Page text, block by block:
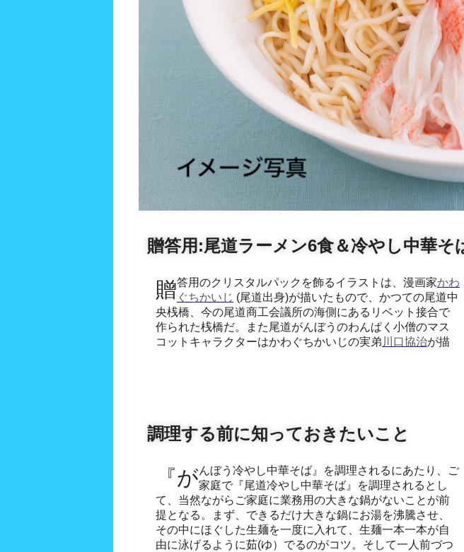
贈答用:尾道ラーメン6食＆冷やし中華
贈答用のクリスタルパックを飾るイラストは、漫画家かわ
ぐちかいじ (尾道出身)が描いたもので、かつての尾道中
央桟橋、今の尾道商工会議所の海側にあるリベット接合で
作られた桟橋だ。また尾道がんぼうのわんぱく小僧のマス
コットキャラクターはかわぐちかいじの実弟 川口協治が描
調理する前に知っておきたいこと
『がんぼう冷やし中華そば』を調理されるにあたり、ご家庭で『尾道冷やし中華そば』を調理されるとし
て、当然ながらご家庭に業務用の大きな鍋がないことが前
提となる。まず、できるだけ大きな鍋にお湯を沸騰させ、
その中にほぐした生麺を一度に入れて、生麺一本一本が自
由に泳げるように茹(ゆ）でるのがコツ。そして一人前づつ